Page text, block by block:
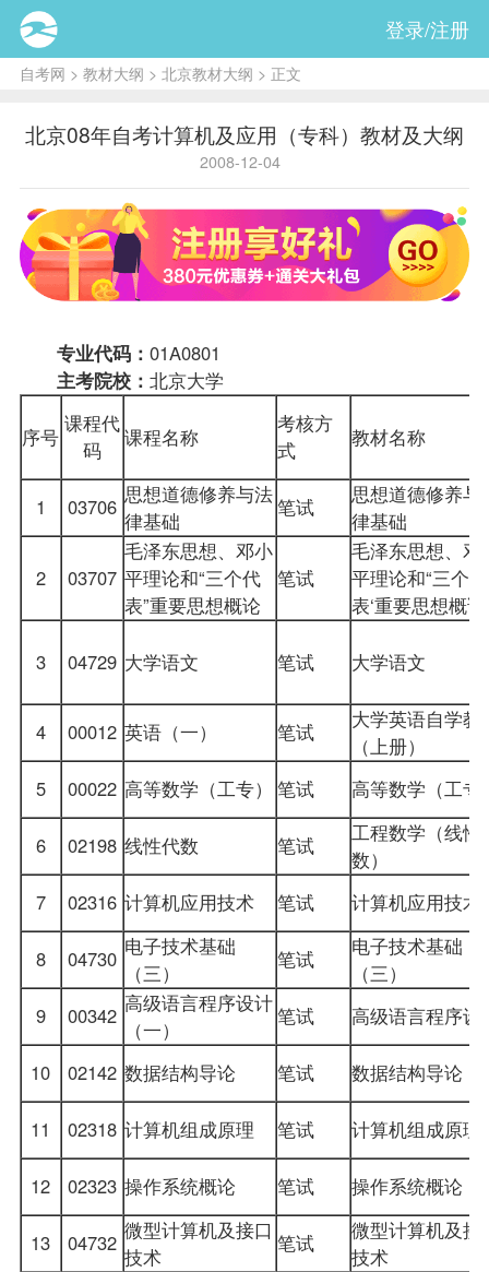
登录/注册
自考网 > 教材大纲 > 北京教材大纲 > 正文
北京08年自考计算机及应用（专科）教材及大纲
2008-12-04
专业代码： 01A0801
主考院校： 北京大学
序号
课程代
码
课程名称
考核方
式
教材名称
1 03706 思想道德修养与法
律基础
笔试
思想道德修养与
律基础
2 03707
毛泽东思想、邓小
平理论和“三个代
表”重要思想概论
笔试
毛泽东思想、邓
平理论和“三个代
表‘重要思想概
3 04729 大学语文 笔试 大学语文
4 00012 英语（一） 笔试
大学英语自学教
（上册）
5
00022 高等数学（工专） 笔试 高等数学（工
6 02198 线性代数 笔试
工程数学（线性
数）
7
02316 计算机应用技术 笔试 计算机应用技术
8 04730 电子技术基础
（三）
笔试
电子技术基础
（三）
9
00342 高级语言程序设计
（一）
笔试 高级语言程序
10 02142 数据结构导论 笔试 数据结构导论
11 02318 计算机组成原理 笔试 计算机组成原理
12 02323 操作系统概论 笔试 操作系统概论
13 04732 微型计算机及接口
技术
笔试
微型计算机及接
技术